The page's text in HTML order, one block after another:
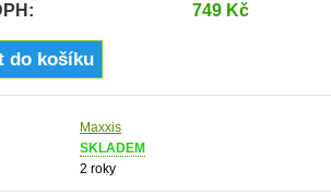
749 Kč
Maxxis
SKLADEM
2 roky